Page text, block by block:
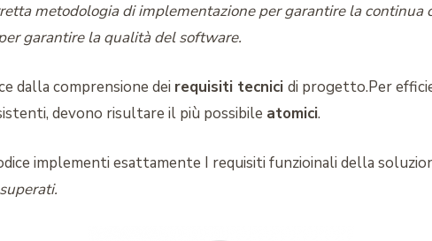
metodologia di implementazione per garantire la
garantire la qualità del software.
dalla comprensione dei requisiti tecnici di progetto.Per
devono risultare il più possibile atomici.
implementi esattamente I requisiti funzioinali della